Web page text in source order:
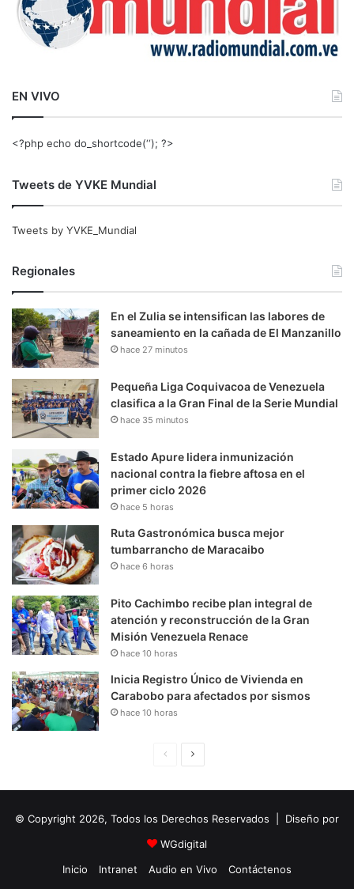
EN VIVO
<?php echo do_shortcode(‘‘); ?>
Tweets de YVKE Mundial
Tweets by YVKE_Mundial
Regionales
En el Zulia se intensifican las labores de
saneamiento en la cañada de El Manzanillo
hace 27 minutos
Pequeña Liga Coquivacoa de Venezuela
clasifica a la Gran Final de la Serie Mundial
hace 35 minutos
Estado Apure lidera inmunización
nacional contra la fiebre aftosa en el
primer ciclo 2026
hace 5 horas
Ruta Gastronómica busca mejor
tumbarrancho de Maracaibo
hace 6 horas
Pito Cachimbo recibe plan integral de
atención y reconstrucción de la Gran
Misión Venezuela Renace
hace 10 horas
Inicia Registro Único de Vivienda en
Carabobo para afectados por sismos
hace 10 horas
i
n
a
u
i
e
© Copyright 2026, Todos los Derechos Reservados | Diseño por
WGdigital
Inicio
Intranet Audio en Vivo
Contáctenos